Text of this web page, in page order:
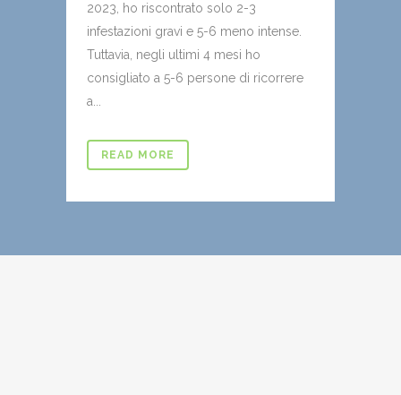
2023, ho riscontrato solo 2-3
infestazioni gravi e 5-6 meno intense.
Tuttavia, negli ultimi 4 mesi ho
consigliato a 5-6 persone di ricorrere
a...
READ MORE